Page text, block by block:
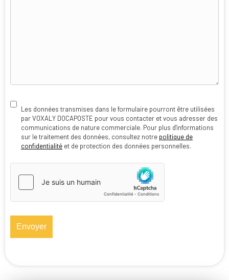
RGPDLes données transmises dans le formulaire pourront être utilisées
par VOXALY DOCAPOSTE pour vous contacter et vous adresser des
communications de nature commerciale. Pour plus d'informations
sur le traitement des données, consultez notre politique de
confidentialité et de protection des données personnelles.